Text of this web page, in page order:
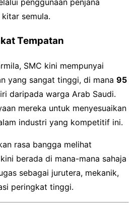
penggunaan penjana
semula.
Tempatan
SMC kini mempunyai
yang sangat tinggi, di mana 95
daripada warga Arab Saudi.
mereka untuk menyesuaikan
industri yang kompetitif ini.
rasa bangga melihat
berada di mana-mana sahaja
sebagai jurutera, mekanik,
peringkat tinggi.